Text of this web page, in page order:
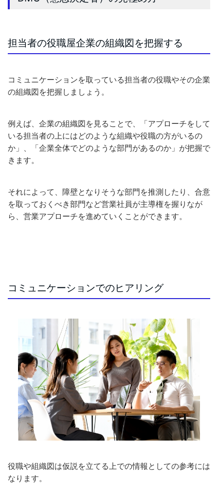
担当者の役職屋企業の組織図を把握する
コミュニケーションを取っている担当者の役職やその企業
の組織図を把握しましょう。
例えば、企業の組織図を見ることで、「アプローチをして
いる担当者の上にはどのような組織や役職の方がいるの
か」、「企業全体でどのような部門があるのか」が把握で
きます。
それによって、障壁となりそうな部門を推測したり、合意
を取っておくべき部門など営業社員が主導権を握りなが
ら、営業アプローチを進めていくことができます。
コミュニケーションでのヒアリング
役職や組織図は仮説を立てる上での情報としての参考には
なります。